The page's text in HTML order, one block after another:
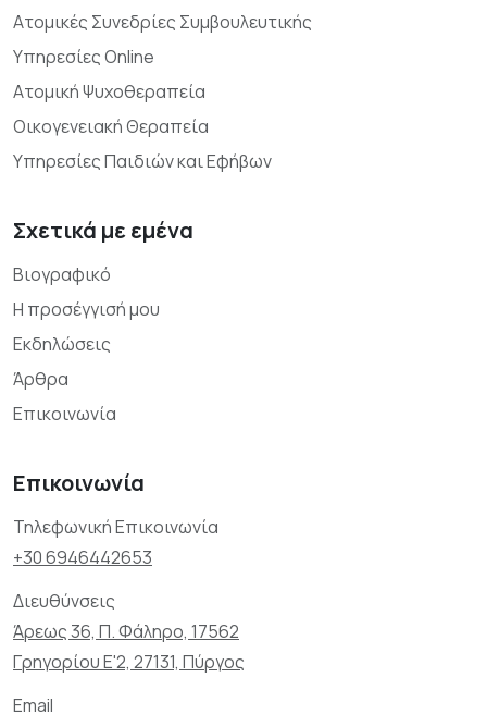
Ατομικές Συνεδρίες Συμβουλευτικής
Υπηρεσίες Online
Ατομική Ψυχοθεραπεία
Οικογενειακή Θεραπεία
Υπηρεσίες Παιδιών και Εφήβων
Σχετικά με εμένα
Βιογραφικό
Η προσέγγισή μου
Εκδηλώσεις
Άρθρα
Επικοινωνία
Επικοινωνία
Τηλεφωνική Επικοινωνία
+30 6946442653
Διευθύνσεις
Άρεως 36, Π. Φάληρο, 17562
Γρηγορίου Ε'2, 27131, Πύργος
Email